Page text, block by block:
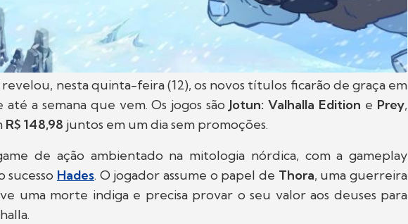
revelou, nesta quinta-feira (12), os novos títulos ficarão de graça em
até a semana que vem. Os jogos são Jotun: Valhalla Edition e Prey,
R$ 148,98 juntos em um dia sem promoções.
de ação ambientado na mitologia nórdica, com a gameplay
sucesso Hades. O jogador assume o papel de Thora, uma guerreira
uma morte indiga e precisa provar o seu valor aos deuses para